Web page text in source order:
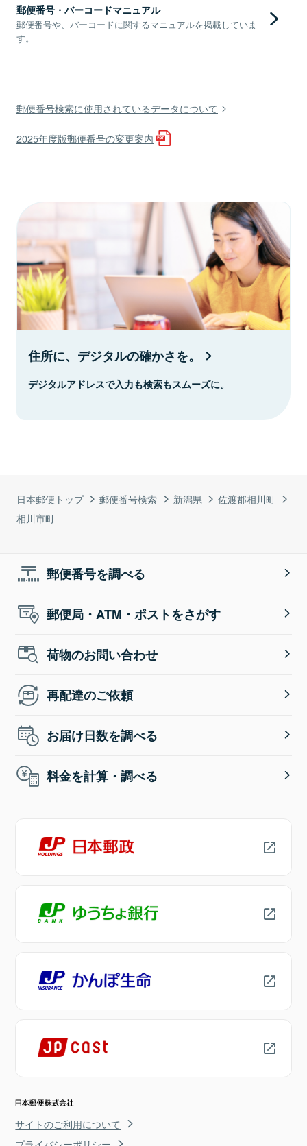
日本郵便トップ 郵便番号検索 新潟県
佐渡郡相川町
相川市町
郵便番号・バーコードマニュアル
郵便番号や、バーコードに関するマニュアルを掲載していま
す。
郵便番号検索に使用されているデータについて
2025年度版郵便番号の変更案内
住所に、デジタルの確かさを。
デジタルアドレスで入力も検索もスムーズに。
郵便番号を調べる
郵便局・ATM・ポストをさがす
荷物のお問い合わせ
再配達のご依頼
お届け日数を調べる
料金を計算・調べる
サイトのご利用について